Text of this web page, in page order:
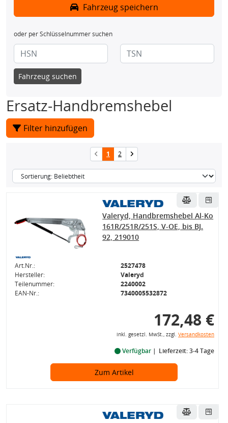
Fahrzeug speichern
oder per Schlüsselnummer suchen
Fahrzeug suchen
Ersatz-Handbremshebel
Filter hinzufügen
1 2
Valeryd, Handbremshebel Al-Ko
161R/251R/251S, V-OE, bis BJ.
92, 219010
Art.Nr.:
2527478
Hersteller:
Valeryd
Teilenummer:
2240002
EAN-Nr.:
7340005532872
172,48 €
inkl. gesetzl. MwSt., zzgl. Versandkosten
Verfügbar Lieferzeit: 3-4 Tage
Zum Artikel